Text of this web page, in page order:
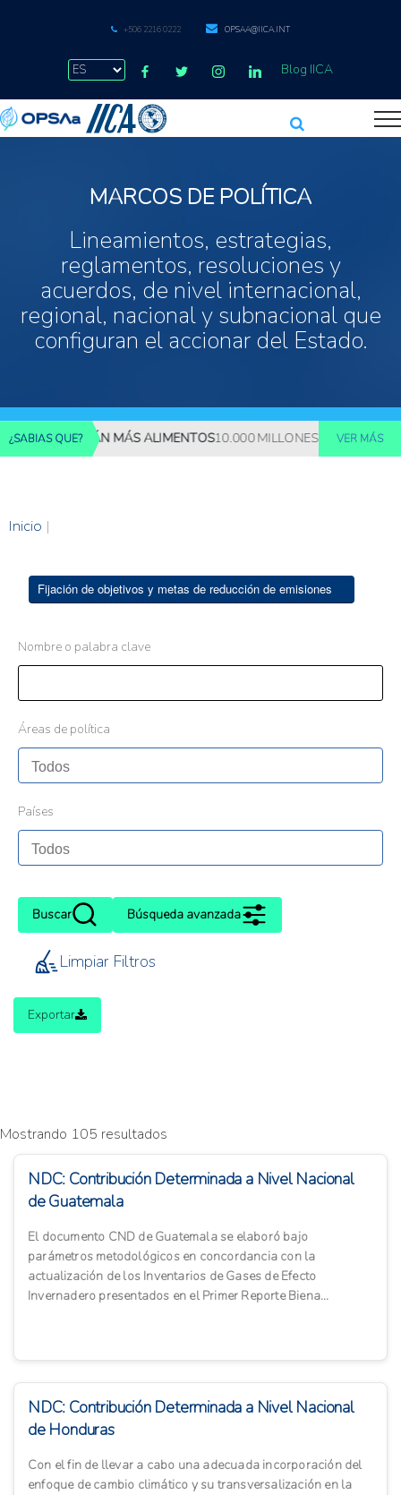
+506 2216 0222 OPSAA@IICA.INT
Blog IICA
MARCOS DE POLÍTICA
Lineamientos, estrategias,
reglamentos, resoluciones y
acuerdos, de nivel internacional,
regional, nacional y subnacional que
configuran el accionar del Estado.
¿SABIAS QUE? MÁS ALIMENTOS10.000 MILLONES DE PERSONAS
VER MÁS
Inicio |
Fijación de objetivos y metas de reducción de emisiones
Nombre o palabra clave
Áreas de política
Países
Buscar Búsqueda avanzada
Limpiar Filtros
Exportar
Mostrando 105 resultados
NDC: Contribución Determinada a Nivel Nacional
de Guatemala
El documento CND de Guatemala se elaboró bajo
parámetros metodológicos en concordancia con la
actualización de los Inventarios de Gases de Efecto
Invernadero presentados en el Primer Reporte Biena...
NDC: Contribución Determinada a Nivel Nacional
de Honduras
Con el fin de llevar a cabo una adecuada incorporación del
enfoque de cambio climático y su transversalización en la